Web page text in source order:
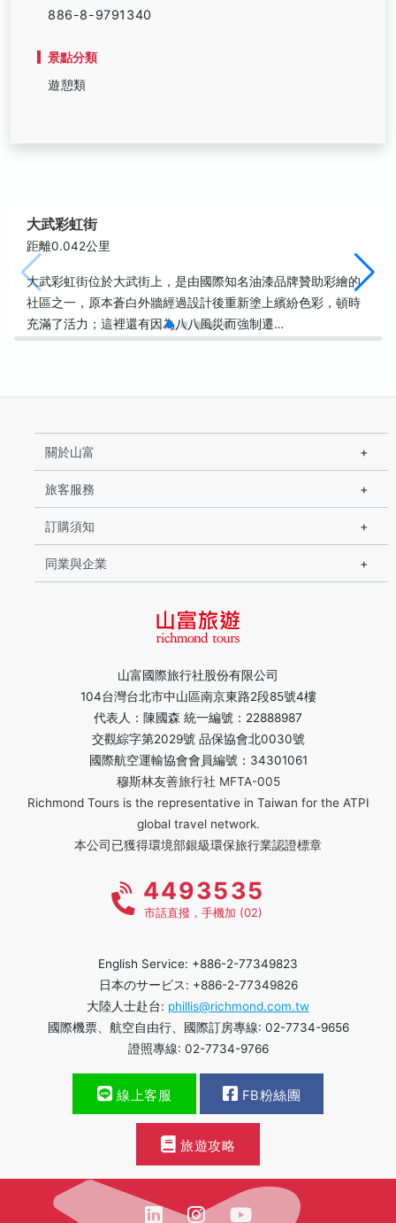
886-8-9791340
景點分類
遊憩類
大武彩虹街
距離0.042公里
大武彩虹街位於大武街上，是由國際知名油漆品牌贊助彩繪的
社區之一，原本蒼白外牆經過設計後重新塗上繽紛色彩，頓時
充滿了活力；這裡還有因為八八風災而強制遷…
山富國際旅行社股份有限公司
104台灣台北市中山區南京東路2段85號4樓
代表人：陳國森 統一編號：22888987
交觀綜字第2029號 品保協會北0030號
國際航空運輸協會會員編號：34301061
穆斯林友善旅行社 MFTA-005
Richmond Tours is the representative in Taiwan for the ATPI
global travel network.
本公司已獲得環境部銀級環保旅行業認證標章
關於山富
旅客服務
訂購須知
同業與企業
4493535
市話直撥，手機加 (02)
English Service: +886-2-77349823
日本のサービス: +886-2-77349826
大陸人士赴台: phillis@richmond.com.tw
國際機票、航空自由行、國際訂房專線: 02-7734-9656
證照專線: 02-7734-9766
線上客服 FB粉絲團
旅遊攻略